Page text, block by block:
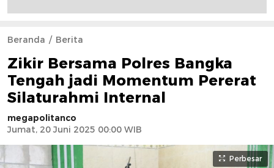
Beranda Berita
Zikir Bersama Polres Bangka
Tengah jadi Momentum Pererat
Silaturahmi Internal
megapolitanco
Jumat, 20 Juni 2025 00:00 WIB
Perbesar